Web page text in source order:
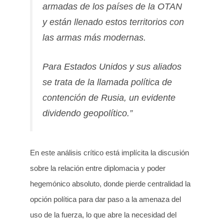
armadas de los países de la OTAN
y están llenado estos territorios con
las armas más modernas.
Para Estados Unidos y sus aliados
se trata de la llamada política de
contención de Rusia, un evidente
dividendo geopolítico.”
En este análisis crítico está implícita la discusión
sobre la relación entre diplomacia y poder
hegemónico absoluto, donde pierde centralidad la
opción política para dar paso a la amenaza del
uso de la fuerza, lo que abre la necesidad del